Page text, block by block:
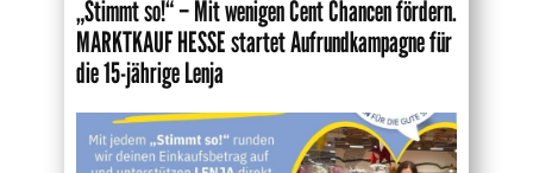
„Stimmt so!“ – Mit wenigen Cent Chancen fördern.
MARKTKAUF HESSE startet Aufrundkampagne für
die 15-jährige Lenja